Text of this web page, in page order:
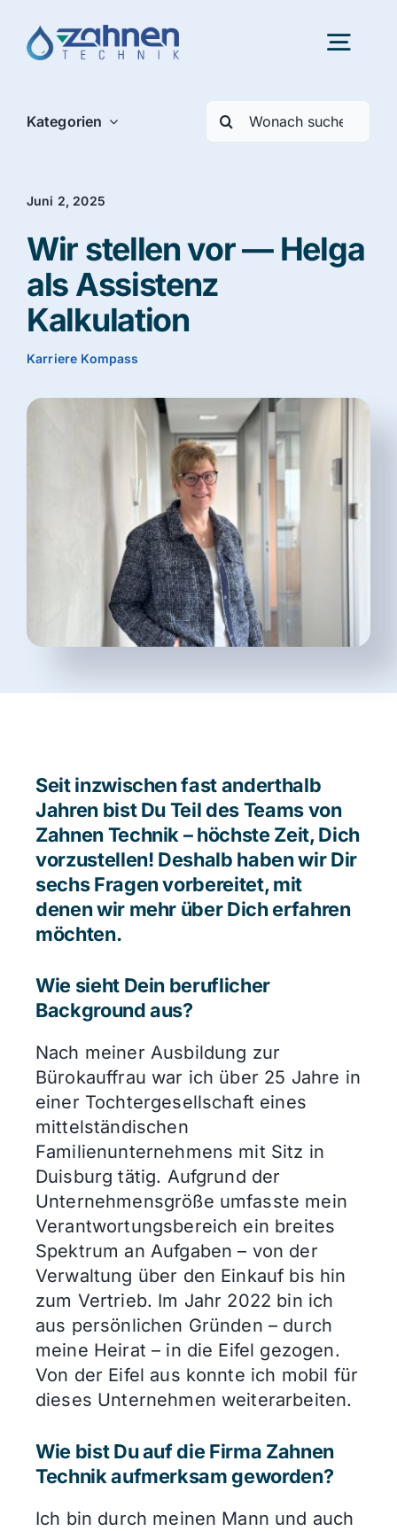
content
Portfolio
Karriere
Über uns
Blog
Beratung buchen
Kategorien
Search
for:
Juni 2, 2025
Wir stellen vor — Helga
als Assistenz
Kalkulation
Karriere Kompass
Seit inzwischen fast anderthalb
Jahren bist Du Teil des Teams von
Zahnen Technik – höchste Zeit, Dich
vorzustellen! Deshalb haben wir Dir
sechs Fragen vorbereitet, mit
denen wir mehr über Dich erfahren
möchten.
Wie sieht Dein beruflicher
Background aus?
Nach meiner Ausbildung zur
Bürokauffrau war ich über 25 Jahre in
einer Tochtergesellschaft eines
mittelständischen
Familienunternehmens mit Sitz in
Duisburg tätig. Aufgrund der
Unternehmensgröße umfasste mein
Verantwortungsbereich ein breites
Spektrum an Aufgaben – von der
Verwaltung über den Einkauf bis hin
zum Vertrieb. Im Jahr 2022 bin ich
aus persönlichen Gründen – durch
meine Heirat – in die Eifel gezogen.
Von der Eifel aus konnte ich mobil für
dieses Unternehmen weiterarbeiten.
Wie bist Du auf die Firma Zahnen
Technik aufmerksam geworden?
Ich bin durch meinen Mann und auch